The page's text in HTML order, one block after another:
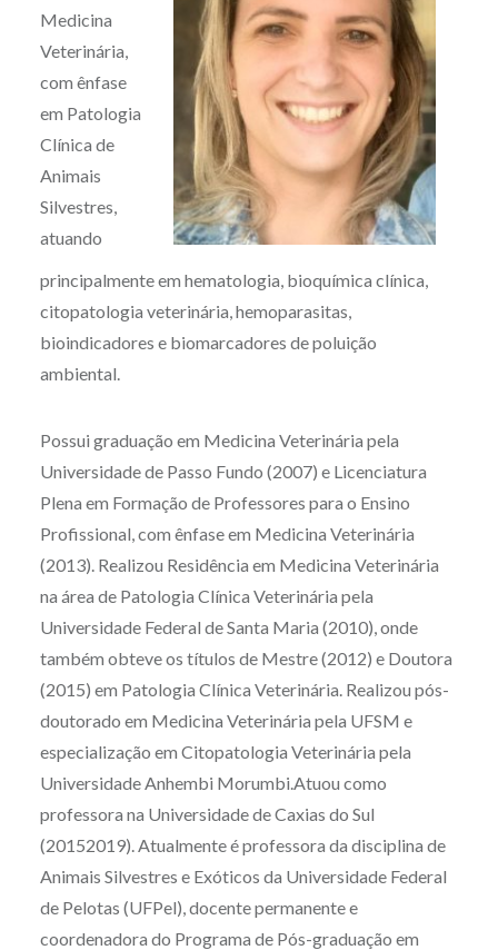
Medicina
Veterinária,
com ênfase
em Patologia
Clínica de
Animais
Silvestres,
atuando
principalmente em hematologia, bioquímica clínica,
citopatologia veterinária, hemoparasitas,
bioindicadores e biomarcadores de poluição
ambiental.
Possui graduação em Medicina Veterinária pela
Universidade de Passo Fundo (2007) e Licenciatura
Plena em Formação de Professores para o Ensino
Profissional, com ênfase em Medicina Veterinária
(2013). Realizou Residência em Medicina Veterinária
na área de Patologia Clínica Veterinária pela
Universidade Federal de Santa Maria (2010), onde
também obteve os títulos de Mestre (2012) e Doutora
(2015) em Patologia Clínica Veterinária. Realizou pós-
doutorado em Medicina Veterinária pela UFSM e
especialização em Citopatologia Veterinária pela
Universidade Anhembi Morumbi.Atuou como
professora na Universidade de Caxias do Sul
(20152019). Atualmente é professora da disciplina de
Animais Silvestres e Exóticos da Universidade Federal
de Pelotas (UFPel), docente permanente e
coordenadora do Programa de Pós-graduação em